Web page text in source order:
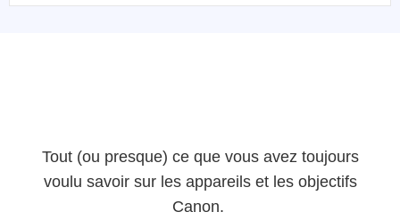
Tout (ou presque) ce que vous avez toujours
voulu savoir sur les appareils et les objectifs
Canon.